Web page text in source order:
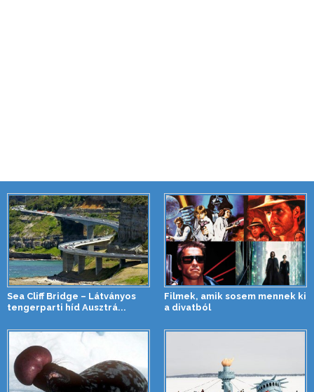
Sea Cliff Bridge – Látványos
tengerparti híd Ausztrá...
Filmek, amik sosem mennek ki
a divatból